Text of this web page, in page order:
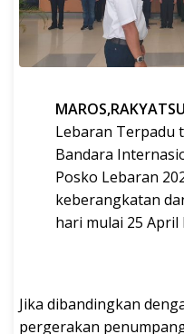
Lebaran Terpadu
Bandara
Posko Lebaran
keberangkatan
hari mulai 25 April
Jika dibandingkan
pergerakan